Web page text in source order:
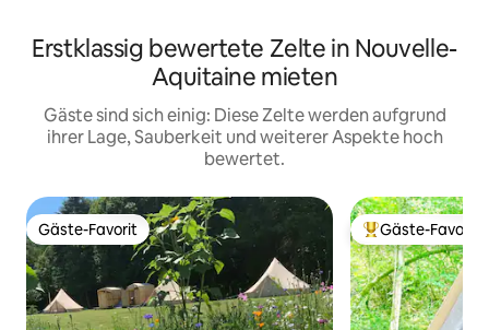
Erstklassig bewertete Zelte in Nouvelle-
Aquitaine mieten
Gäste sind sich einig: Diese Zelte werden aufgrund
ihrer Lage, Sauberkeit und weiterer Aspekte hoch
bewertet.
Gäste-Favorit
Gäste-Favorit Beliebter Gäste-
Gäste-Favorit